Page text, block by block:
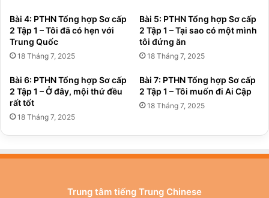
Bài 4: PTHN Tổng hợp Sơ cấp
2 Tập 1 – Tôi đã có hẹn với
Trung Quốc
18 Tháng 7, 2025
Bài 5: PTHN Tổng hợp Sơ cấp
2 Tập 1 – Tại sao có một mình
tôi đứng ăn
18 Tháng 7, 2025
Bài 6: PTHN Tổng hợp Sơ cấp
2 Tập 1 – Ở đây, mội thứ đều
rất tốt
18 Tháng 7, 2025
Bài 7: PTHN Tổng hợp Sơ cấp
2 Tập 1 – Tôi muốn đi Ai Cập
18 Tháng 7, 2025
Trung tâm tiếng Trung Chinese